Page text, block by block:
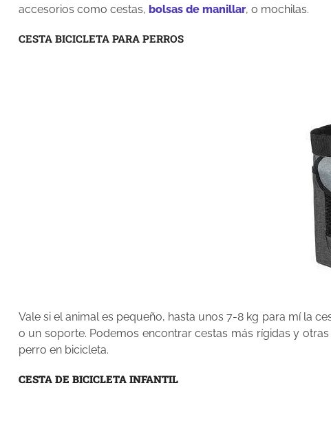
accesorios como cestas, bolsas de manillar, o mochilas.
CESTA BICICLETA PARA PERROS
Vale si el animal es pequeño, hasta unos 7-8 kg para mí la
o un soporte. Podemos encontrar cestas más rígidas y
perro en bicicleta.
CESTA DE BICICLETA INFANTIL